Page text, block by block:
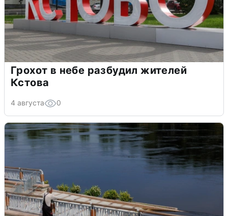
Грохот в небе разбудил жителей
Кстова
4 августа 0